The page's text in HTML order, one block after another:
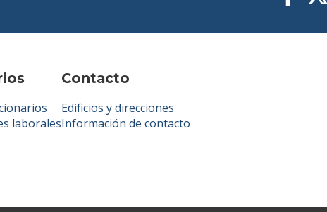
laborales
Contacto
Edificios y direcciones
Información de contacto